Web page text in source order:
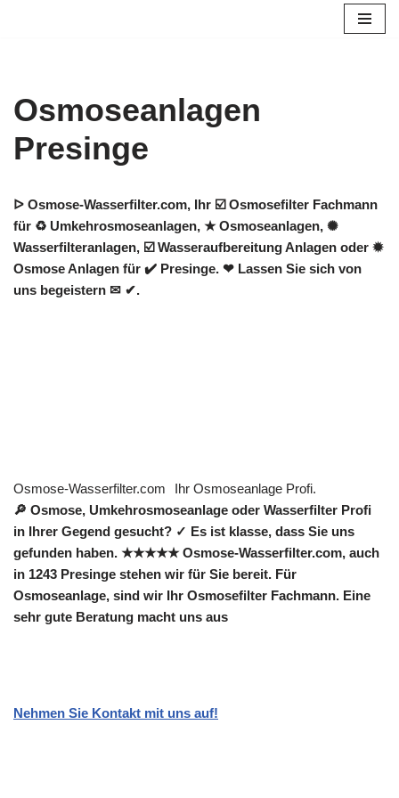
Osmoseanlagen
Presinge
ᐅ Osmose-Wasserfilter.com, Ihr ☑️ Osmosefilter Fachmann
für ♻ Umkehrosmoseanlagen, ★ Osmoseanlagen, ✺
Wasserfilteranlagen, ☑️ Wasseraufbereitung Anlagen oder ✹
Osmose Anlagen für ✔️ Presinge. ❤ Lassen Sie sich von
uns begeistern ✉ ✔.
Osmose-Wasserfilter.com
Ihr Osmoseanlage Profi.
🔎 Osmose, Umkehrosmoseanlage oder Wasserfilter Profi
in Ihrer Gegend gesucht? ✓ Es ist klasse, dass Sie uns
gefunden haben. ★★★★★ Osmose-Wasserfilter.com, auch
in 1243 Presinge stehen wir für Sie bereit. Für
Osmoseanlage, sind wir Ihr Osmosefilter Fachmann. Eine
sehr gute Beratung macht uns aus
Nehmen Sie Kontakt mit uns auf!